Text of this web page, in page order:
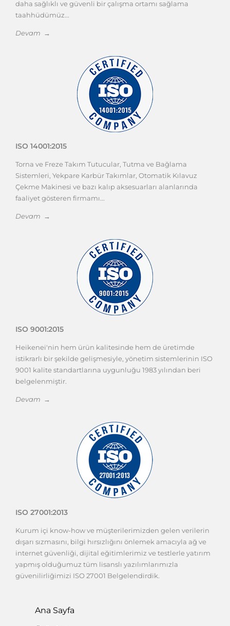
daha sağlıklı ve güvenli bir çalışma ortamı sağlama
taahhüdümüz...
Devam →
ISO 14001:2015
Torna ve Freze Takım Tutucular, Tutma ve Bağlama
Sistemleri, Yekpare Karbür Takımlar, Otomatik Kılavuz
Çekme Makinesi ve bazı kalıp aksesuarları alanlarında
faaliyet gösteren firmamı...
Devam →
ISO 9001:2015
Heikenei'nin hem ürün kalitesinde hem de üretimde
istikrarlı bir şekilde gelişmesiyle, yönetim sistemlerinin ISO
9001 kalite standartlarına uygunluğu 1983 yılından beri
belgelenmiştir.
Devam →
ISO 27001:2013
Kurum içi know-how ve müşterilerimizden gelen verilerin
dışarı sızmasını, bilgi hırsızlığını önlemek amacıyla ağ ve
internet güvenliği, dijital eğitimlerimiz ve testlerle yatırım
yapmış olduğumuz tüm lisanslı yazılımlarımızla
güvenilirliğimizi ISO 27001 Belgelendirdik.
Ana Sayfa